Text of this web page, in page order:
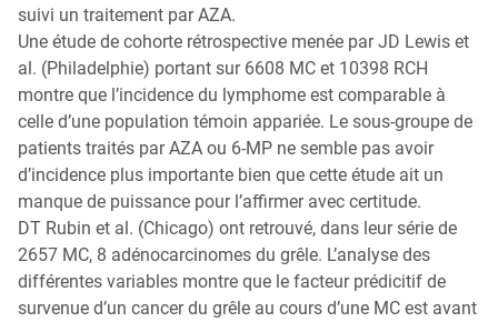
suivi un traitement par AZA.
Une étude de cohorte rétrospective menée par JD Lewis et
al. (Philadelphie) portant sur 6608 MC et 10398 RCH
montre que l’incidence du lymphome est comparable à
celle d’une population témoin appariée. Le sous-groupe de
patients traités par AZA ou 6-MP ne semble pas avoir
d’incidence plus importante bien que cette étude ait un
manque de puissance pour l’affirmer avec certitude.
DT Rubin et al. (Chicago) ont retrouvé, dans leur série de
2657 MC, 8 adénocarcinomes du grêle. L’analyse des
différentes variables montre que le facteur prédicitif de
survenue d’un cancer du grêle au cours d’une MC est avant